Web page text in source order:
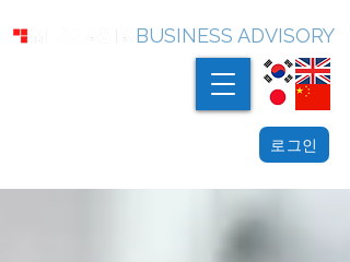
BUSINESS ADVISORY
로그인